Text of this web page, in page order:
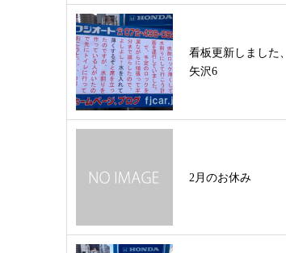
看板更新しました、
矢沢6
2月のお休み